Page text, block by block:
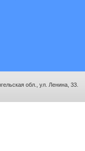
обл., ул. Ленина, 33.